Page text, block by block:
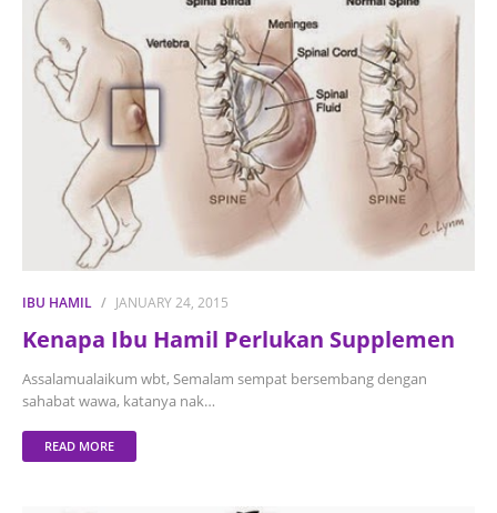
IBU HAMIL JANUARY 24, 2015
Kenapa Ibu Hamil Perlukan Supplemen
Assalamualaikum wbt, Semalam sempat bersembang dengan
sahabat wawa, katanya nak…
READ MORE